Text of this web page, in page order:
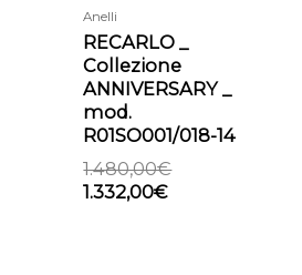
Anelli
RECARLO _
Collezione
ANNIVERSARY _
mod.
R01SO001/018-14
1.480,00€
1.332,00€